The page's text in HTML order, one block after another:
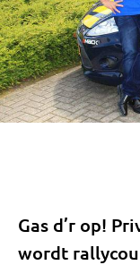
Gas d’r op!
wordt